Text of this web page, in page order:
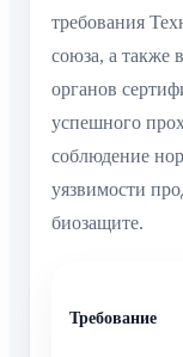
требования
союза, а также
органов
успешного
соблюдение
уязвимости
биозащите.
Требование